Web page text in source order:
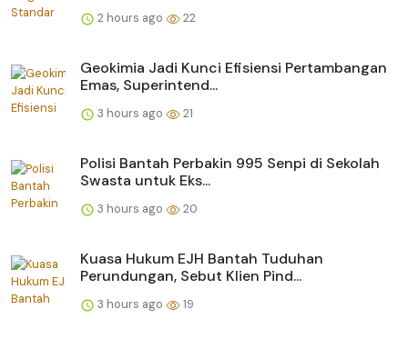
2 hours ago 22
Geokimia Jadi Kunci Efisiensi Pertambangan
Emas, Superintend...
3 hours ago 21
Polisi Bantah Perbakin 995 Senpi di Sekolah
Swasta untuk Eks...
3 hours ago 20
Kuasa Hukum EJH Bantah Tuduhan
Perundungan, Sebut Klien Pind...
3 hours ago 19